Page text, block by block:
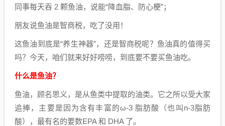
同事每天吞 2 颗鱼油，说能“降血脂、防心梗”；
朋友说鱼油是智商税，吃了没用！
这鱼油到底是“养生神器”，还是智商税呢？鱼油真的值得买
吗？今天，咱们就来好好唠唠，到底要不要买鱼油吃。
什么是鱼油？
鱼油，顾名思义，是从鱼类中提取的油类。它之所以受大家
追捧，主要是因为含有丰富的ω-3 脂肪酸（也叫n-3脂肪
酸），最有名的要数EPA 和 DHA 了。